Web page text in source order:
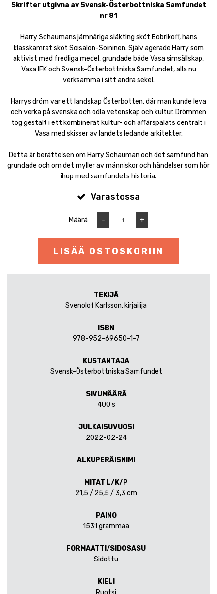
Skrifter utgivna av Svensk-Österbottniska Samfundet
nr 81
Harry Schaumans jämnåriga släkting sköt Bobrikoff, hans
klasskamrat sköt Soisalon-Soininen. Själv agerade Harry som
aktivist med fredliga medel, grundade både Vasa simsällskap,
Vasa IFK och Svensk-Österbottniska Samfundet, alla nu
verksamma i sitt andra sekel.
Harrys dröm var ett landskap Österbotten, där man kunde leva
och verka på svenska och odla vetenskap och kultur. Drömmen
tog gestalt i ett kombinerat kultur- och affärspalats centralt i
Vasa med skisser av landets ledande arkitekter.
Detta är berättelsen om Harry Schauman och det samfund han
grundade och om det myller av människor och händelser som hör
ihop med samfundets historia.
Varastossa
Määrä - +
LISÄÄ OSTOSKORIIN
TEKIJÄ
Svenolof Karlsson, kirjailija
ISBN
978-952-69650-1-7
KUSTANTAJA
Svensk-Österbottniska Samfundet
SIVUMÄÄRÄ
400 s
JULKAISUVUOSI
2022-02-24
ALKUPERÄISNIMI
MITAT L/K/P
21,5 / 25,5 / 3,3 cm
PAINO
1531 grammaa
FORMAATTI/SIDOSASU
Sidottu
KIELI
Ruotsi